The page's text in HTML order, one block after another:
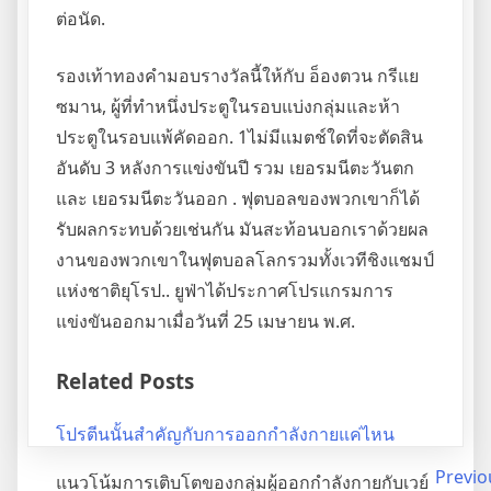
ต่อนัด.
รองเท้าทองคำมอบรางวัลนี้ให้กับ อ็องตวน กรีแย
ซมาน, ผู้ที่ทำหนึ่งประตูในรอบแบ่งกลุ่มและห้า
ประตูในรอบแพ้คัดออก. 1ไม่มีแมตช์ใดที่จะตัดสิน
อันดับ 3 หลังการแข่งขันปี รวม เยอรมนีตะวันตก
และ เยอรมนีตะวันออก . ฟุตบอลของพวกเขาก็ได้
รับผลกระทบด้วยเช่นกัน มันสะท้อนบอกเราด้วยผล
งานของพวกเขาในฟุตบอลโลกรวมทั้งเวทีชิงแชมป์
แห่งชาติยุโรป.. ยูฟ่าได้ประกาศโปรแกรมการ
แข่งขันออกมาเมื่อวันที่ 25 เมษายน พ.ศ.
Related Posts
โปรตีนนั้นสำคัญกับการออกกำลังกายแค่ไหน
แนวโน้มการเติบโตของกลุ่มผู้ออกกำลังกายกับเวย์
Post